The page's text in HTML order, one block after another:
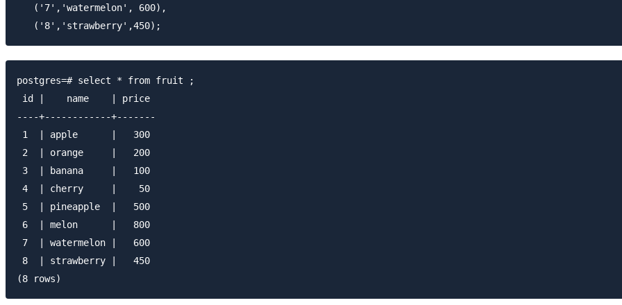
   ('7','watermelon', 600),
postgres=# select * from fruit ;
id |    name    | price
----+------------+-------
1  | apple      |   300
2  | orange     |   200
3  | banana     |   100
4  | cherry     |    50
5  | pineapple  |   500
6  | melon      |   800
7  | watermelon |   600
8  | strawberry |   450